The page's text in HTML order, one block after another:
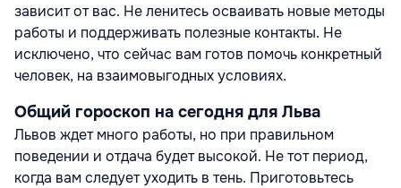
зависит от вас. Не ленитесь осваивать новые методы
работы и поддерживать полезные контакты. Не
исключено, что сейчас вам готов помочь конкретный
человек, на взаимовыгодных условиях.
Общий гороскоп на сегодня для Льва
Львов ждет много работы, но при правильном
поведении и отдача будет высокой. Не тот период,
когда вам следует уходить в тень. Приготовьтесь